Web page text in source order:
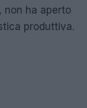
, non ha aperto
produttiva.